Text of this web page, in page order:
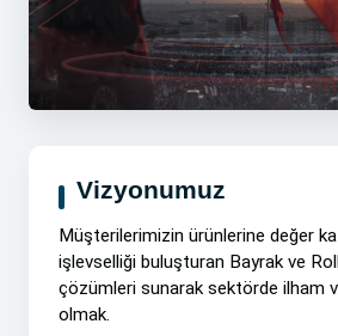
Vizyonumuz
Müşterilerimizin ürünlerine değer
işlevselliği buluşturan Bayrak ve
çözümleri sunarak sektörde ilham
olmak.